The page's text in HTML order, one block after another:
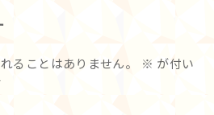
ることはありません。 ※ が付い